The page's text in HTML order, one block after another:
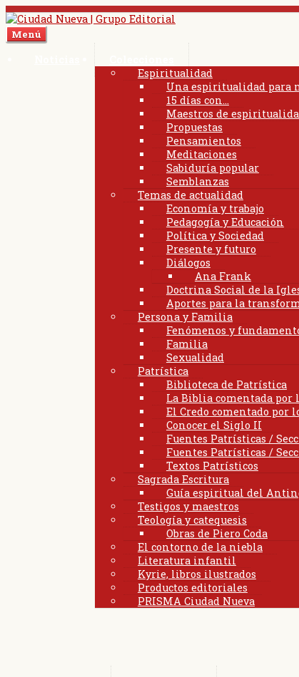
Ir
a
la
Ir
al
contenido
Menú
Espiritualidad
Una espiritualidad para
15 días con…
Maestros de
Propuestas
Pensamientos
Meditaciones
Sabiduría popular
Semblanzas
Temas de actualidad
Economía y trabajo
Pedagogía y Educación
Política y Sociedad
Presente y futuro
Diálogos
Ana Frank
Doctrina Social de la
Aportes para la
Persona y Familia
Fenómenos y
Familia
Sexualidad
Patrística
Biblioteca de Patrística
La Biblia comentada por
El Credo comentado por
Conocer el Siglo II
Fuentes Patrísticas /
Fuentes Patrísticas /
Textos Patrísticos
Sagrada Escritura
Guía espiritual del
Testigos y maestros
Teología y catequesis
Obras de Piero Coda
El contorno de la niebla
Literatura infantil
Kyrie, libros ilustrados
Productos editoriales
PRISMA Ciudad Nueva